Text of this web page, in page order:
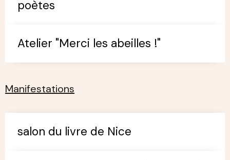
poètes
Atelier "Merci les abeilles !"
Manifestations
salon du livre de Nice